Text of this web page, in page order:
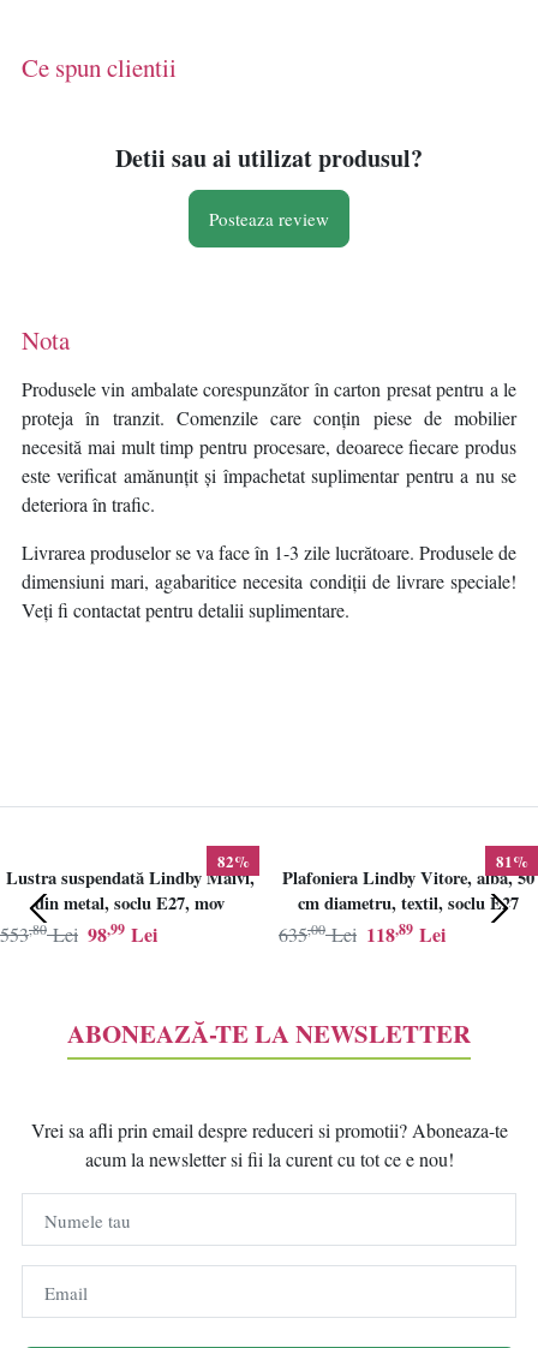
Ce spun clientii
Detii sau ai utilizat produsul?
Posteaza review
Nota
Produsele vin ambalate corespunzător în carton presat pentru a le
proteja în tranzit. Comenzile care conțin piese de mobilier
necesită mai mult timp pentru procesare, deoarece fiecare produs
este verificat amănunțit și împachetat suplimentar pentru a nu se
deteriora în trafic.
Livrarea produselor se va face în 1-3 zile lucrătoare. Produsele de
dimensiuni mari, agabaritice necesita condiții de livrare speciale!
Veți fi contactat pentru detalii suplimentare.
82%
Lustra suspendată Lindby Maivi,
din metal, soclu E27, mov
98,99 Lei
553,80 Lei
81%
Plafoniera Lindby Vitore, alba, 50
cm diametru, textil, soclu E27
118,89 Lei
635,00 Lei
ABONEAZĂ-TE LA NEWSLETTER
Vrei sa afli prin email despre reduceri si promotii? Aboneaza-te
acum la newsletter si fii la curent cu tot ce e nou!
Numele tau
Email